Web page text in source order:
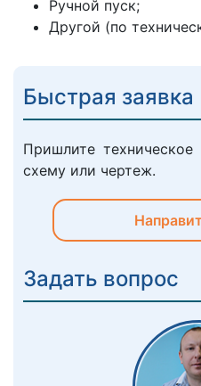
Ручной пуск;
Другой (по
Быстрая заявка
Пришлите техническое
схему или чертеж.
Задать вопрос